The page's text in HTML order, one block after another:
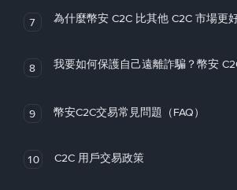
7 為什麼幣安 C2C 比其他 C2C 市場更
8 我要如何保護自己遠離詐騙？幣安
9 幣安C2C交易常見問題（FAQ）
10 C2C 用戶交易政策